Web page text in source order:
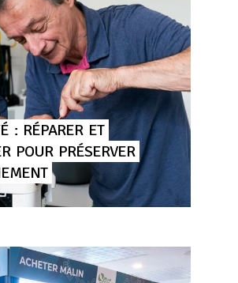
: RÉPARER ET
POUR PRÉSERVER